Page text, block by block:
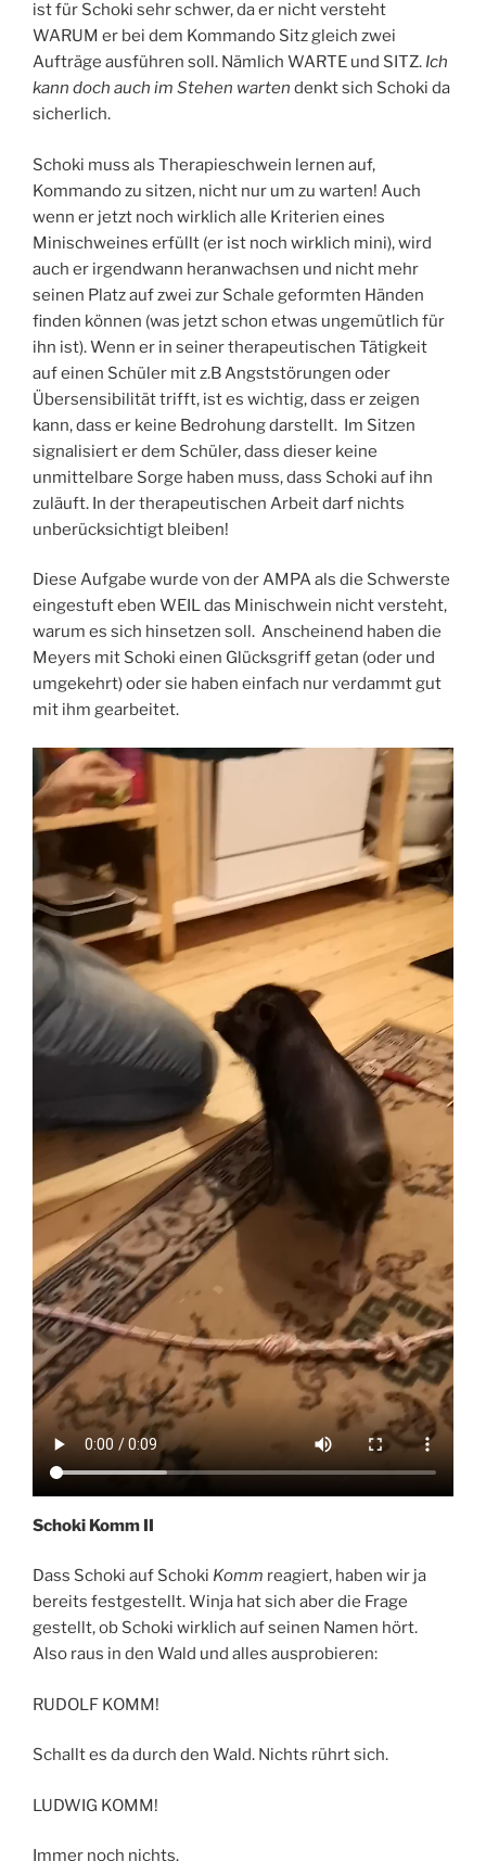
ist für Schoki sehr schwer, da er nicht versteht
WARUM er bei dem Kommando Sitz gleich zwei
Aufträge ausführen soll. Nämlich WARTE und SITZ. Ich
kann doch auch im Stehen warten denkt sich Schoki da
sicherlich.
Schoki muss als Therapieschwein lernen auf,
Kommando zu sitzen, nicht nur um zu warten! Auch
wenn er jetzt noch wirklich alle Kriterien eines
Minischweines erfüllt (er ist noch wirklich mini), wird
auch er irgendwann heranwachsen und nicht mehr
seinen Platz auf zwei zur Schale geformten Händen
finden können (was jetzt schon etwas ungemütlich für
ihn ist). Wenn er in seiner therapeutischen Tätigkeit
auf einen Schüler mit z.B Angststörungen oder
Übersensibilität trifft, ist es wichtig, dass er zeigen
kann, dass er keine Bedrohung darstellt. Im Sitzen
signalisiert er dem Schüler, dass dieser keine
unmittelbare Sorge haben muss, dass Schoki auf ihn
zuläuft. In der therapeutischen Arbeit darf nichts
unberücksichtigt bleiben!
Diese Aufgabe wurde von der AMPA als die Schwerste
eingestuft eben WEIL das Minischwein nicht versteht,
warum es sich hinsetzen soll. Anscheinend haben die
Meyers mit Schoki einen Glücksgriff getan (oder und
umgekehrt) oder sie haben einfach nur verdammt gut
mit ihm gearbeitet.
Schoki Komm II
Dass Schoki auf Schoki Komm reagiert, haben wir ja
bereits festgestellt. Winja hat sich aber die Frage
gestellt, ob Schoki wirklich auf seinen Namen hört.
Also raus in den Wald und alles ausprobieren:
RUDOLF KOMM!
Schallt es da durch den Wald. Nichts rührt sich.
LUDWIG KOMM!
Immer noch nichts.